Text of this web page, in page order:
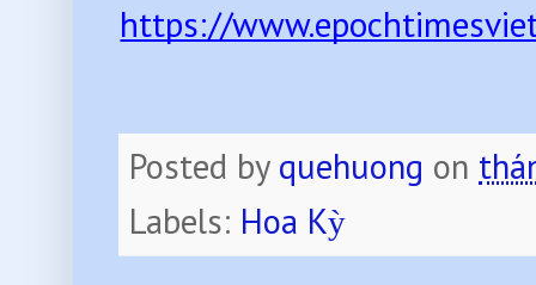
https://
Posted by quehuong on
Labels: Hoa Kỳ